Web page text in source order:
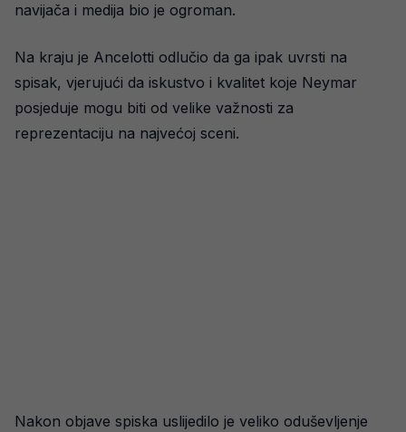
navijača i medija bio je ogroman.
Na kraju je Ancelotti odlučio da ga ipak uvrsti na
spisak, vjerujući da iskustvo i kvalitet koje Neymar
posjeduje mogu biti od velike važnosti za
reprezentaciju na najvećoj sceni.
Nakon objave spiska uslijedilo je veliko oduševljenje